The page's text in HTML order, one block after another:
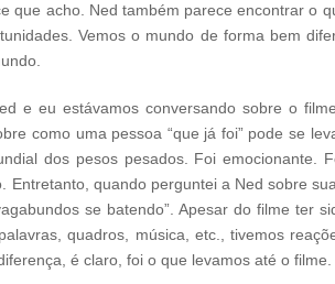
que acho. Ned também parece encontrar o
Vemos o mundo de forma bem
e eu estávamos conversando sobre o
como uma pessoa “que já foi” pode se
dos pesos pesados. Foi emocionante.
Entretanto, quando perguntei a Ned sobre
se batendo”. Apesar do filme ter
quadros, música, etc., tivemos
é claro, foi o que levamos até o filme.